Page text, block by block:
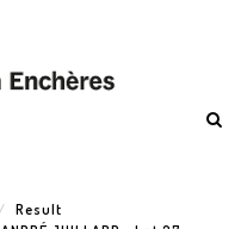
Result